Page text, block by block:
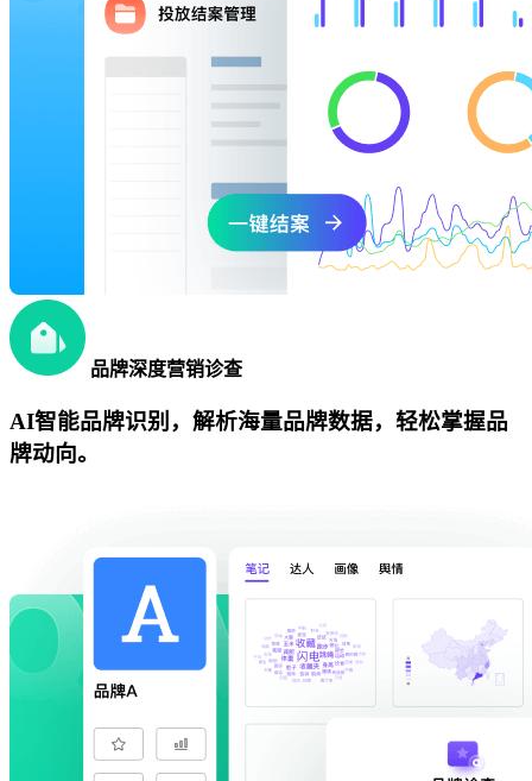
品牌深度营销诊查
AI智能品牌识别，解析海量品牌数据，轻松掌握品
牌动向。